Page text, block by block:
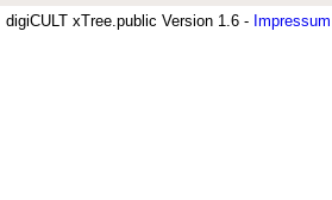
digiCULT xTree.public Version 1.6 - Impressum